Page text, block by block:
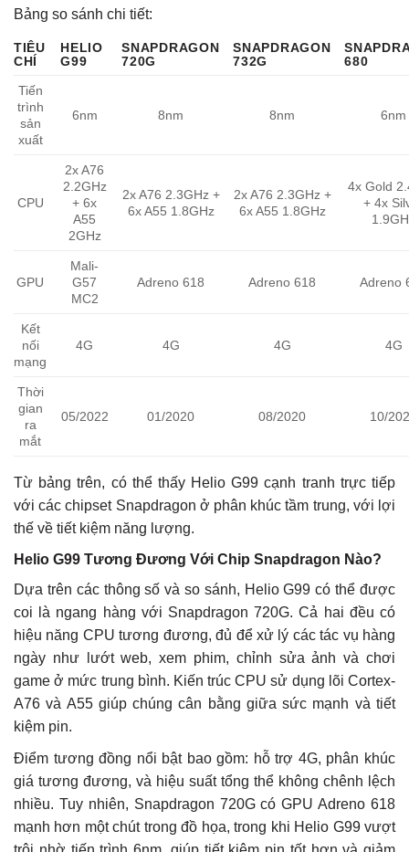
Bảng so sánh chi tiết:
TIÊU
CHÍ
HELIO
G99
SNAPDRAGON
720G
SNAPDRAGON
732G
680
Tiến
trình
sản
xuất
6nm 8nm 8nm 6nm
CPU
2x A76
2.2GHz
+ 6x
A55
2GHz
2x A76 2.3GHz +
6x A55 1.8GHz
2x A76 2.3GHz +
6x A55 1.8GHz
4x Gold
+ 4x
GPU
Mali-
G57
MC2
Adreno 618 Adreno 618 Adreno
Kết
nối
mạng
4G 4G 4G 4G
Thời
gian
ra
mắt
05/2022 01/2020 08/2020 10/
Từ bảng trên, có thể thấy Helio G99 cạnh tranh trực tiếp
với các chipset Snapdragon ở phân khúc tầm trung, với lợi
thế về tiết kiệm năng lượng.
Helio G99 Tương Đương Với Chip Snapdragon Nào?
Dựa trên các thông số và so sánh, Helio G99 có thể được
coi là ngang hàng với Snapdragon 720G. Cả hai đều có
hiệu năng CPU tương đương, đủ để xử lý các tác vụ hàng
ngày như lướt web, xem phim, chỉnh sửa ảnh và chơi
game ở mức trung bình. Kiến trúc CPU sử dụng lõi Cortex-
A76 và A55 giúp chúng cân bằng giữa sức mạnh và tiết
kiệm pin.
Điểm tương đồng nổi bật bao gồm: hỗ trợ 4G, phân khúc
giá tương đương, và hiệu suất tổng thể không chênh lệch
nhiều. Tuy nhiên, Snapdragon 720G có GPU Adreno 618
mạnh hơn một chút trong đồ họa, trong khi Helio G99 vượt